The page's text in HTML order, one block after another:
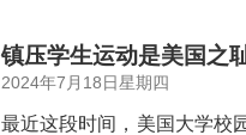
镇压学生运动是美国之
2024年7月18日星期四
最近这段时间，美国大学校